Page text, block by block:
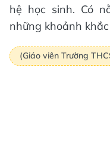
hệ học sinh. Có
những khoảnh
(Giáo viên Trường